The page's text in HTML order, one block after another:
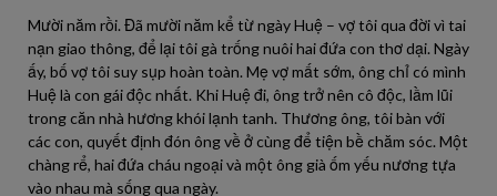
Mười năm rồi. Đã mười năm kể từ ngày Huệ – vợ tôi qua đời vì tai
nạn giao thông, để lại tôi gà trống nuôi hai đứa con thơ dại. Ngày
ấy, bố vợ tôi suy sụp hoàn toàn. Mẹ vợ mất sớm, ông chỉ có mình
Huệ là con gái độc nhất. Khi Huệ đi, ông trở nên cô độc, lầm lũi
trong căn nhà hương khói lạnh tanh. Thương ông, tôi bàn với
các con, quyết định đón ông về ở cùng để tiện bề chăm sóc. Một
chàng rể, hai đứa cháu ngoại và một ông già ốm yếu nương tựa
vào nhau mà sống qua ngày.